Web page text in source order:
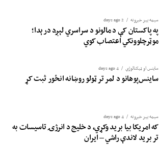
سیمه ییز خبرونه 2 days ago
په پاکستان کې د مالونو د سراسري لېږد درېدا؛
موټرچلوونکي اعتصاب کوي
ساینس او ​​ټیکنالوژي 4 days ago
ساینس‌پوهانو د لمر تر ټولو روښانه انځور ثبت کړ
سیمه ییز خبرونه 4 days ago
که امریکا بیا برید وکړي، د خلیج د انرژۍ تاسیسات به
تر برید لاندې راشي – ایران